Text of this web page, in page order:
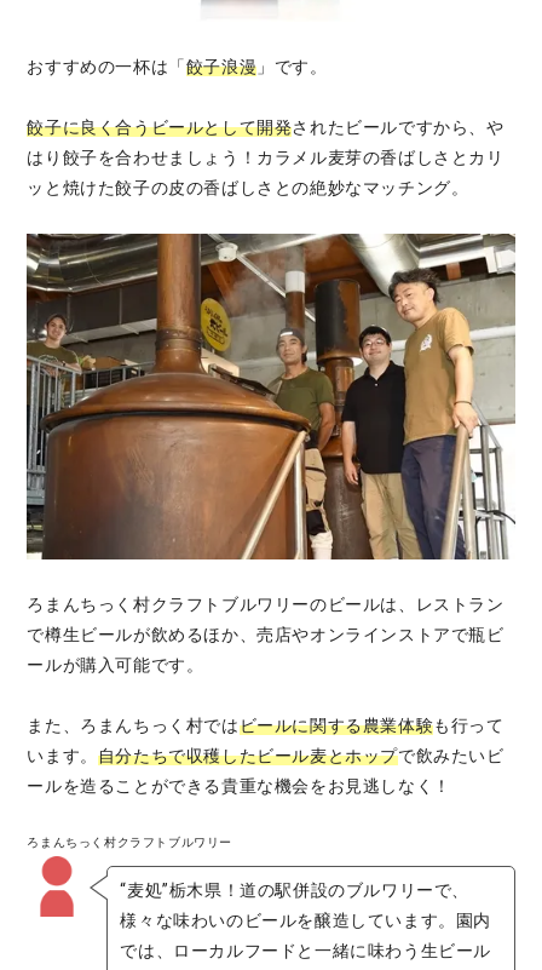
おすすめの一杯は「餃子浪漫 」です。
餃子に良く合うビールとして開発されたビールですから、や
はり餃子を合わせましょう！カラメル麦芽の香ばしさとカリ
ッと焼けた餃子の皮の香ばしさとの絶妙なマッチング。
ろまんちっく村クラフトブルワリーのビールは、レストラン
で樽生ビールが飲めるほか、売店やオンラインストアで瓶ビ
ールが購入可能です。
また、ろまんちっく村ではビールに関する農業体験も行って
います。 自分たちで収穫したビール麦とホップで飲みたいビ
ールを造ることができる貴重な機会をお見逃しなく！
ろまんちっく村クラフトブルワリー
“麦処”栃木県！道の駅併設のブルワリーで、
様々な味わいのビールを醸造しています。園内
では、ローカルフードと一緒に味わう生ビール